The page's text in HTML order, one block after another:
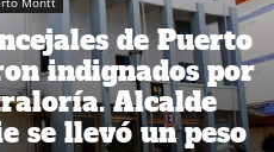
de Puerto
indignados por
Alcalde
se llevó un peso